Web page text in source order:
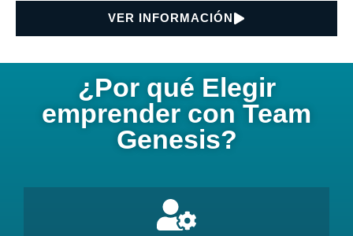
VER INFORMACIÓN
¿Por qué Elegir
emprender con Team
Genesis?